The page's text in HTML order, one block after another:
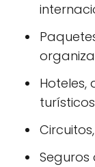
Seguros